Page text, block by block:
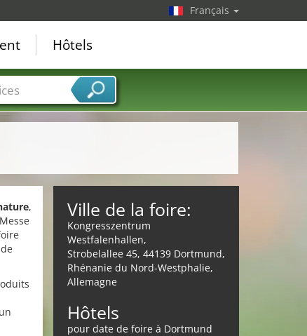
,
Ville de la foire:
Kongresszentrum
Westfalenhallen,
Strobelallee 45, 44139 Dortmund,
Rhénanie du Nord-Westphalie,
Allemagne
Hôtels
pour date de foire à Dortmund
Français
Hôtels